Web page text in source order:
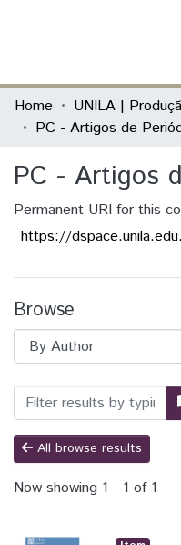
Communities &
All of DSpace
Home
UNILA |
PC - Artigos de
PC - Artigos
Permanent URI for this
https://
Browse
Browsing PC -
All browse results
Now showing 1 - 1 of 1